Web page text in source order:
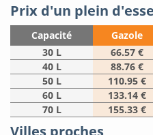
Prix d'un plein
Capacité Gazole
30 L
66.57 €
40 L
88.76 €
50 L
110.95 €
60 L
133.14 €
70 L
155.33 €